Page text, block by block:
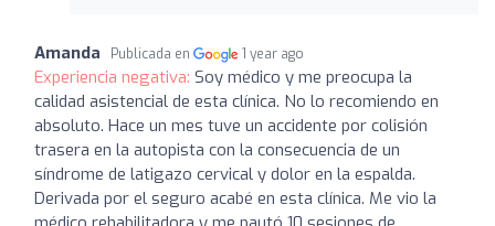
Amanda Publicada en 1 year ago
Experiencia negativa: Soy médico y me preocupa la
calidad asistencial de esta clínica. No lo recomiendo en
absoluto. Hace un mes tuve un accidente por colisión
trasera en la autopista con la consecuencia de un
síndrome de latigazo cervical y dolor en la espalda.
Derivada por el seguro acabé en esta clínica. Me vio la